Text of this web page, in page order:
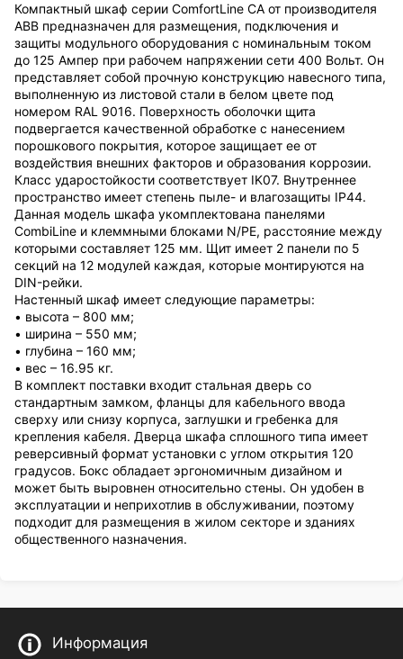
Компактный шкаф серии ComfortLine CA от производителя
ABB предназначен для размещения, подключения и
защиты модульного оборудования с номинальным током
до 125 Ампер при рабочем напряжении сети 400 Вольт. Он
представляет собой прочную конструкцию навесного типа,
выполненную из листовой стали в белом цвете под
номером RAL 9016. Поверхность оболочки щита
подвергается качественной обработке с нанесением
порошкового покрытия, которое защищает ее от
воздействия внешних факторов и образования коррозии.
Класс ударостойкости соответствует IK07. Внутреннее
пространство имеет степень пыле- и влагозащиты IP44.
Данная модель шкафа укомплектована панелями
CombiLine и клеммными блоками N/PE, расстояние между
которыми составляет 125 мм. Щит имеет 2 панели по 5
секций на 12 модулей каждая, которые монтируются на
DIN-рейки.
Настенный шкаф имеет следующие параметры:
• высота – 800 мм;
• ширина – 550 мм;
• глубина – 160 мм;
• вес – 16.95 кг.
В комплект поставки входит стальная дверь со
стандартным замком, фланцы для кабельного ввода
сверху или снизу корпуса, заглушки и гребенка для
крепления кабеля. Дверца шкафа сплошного типа имеет
реверсивный формат установки с углом открытия 120
градусов. Бокс обладает эргономичным дизайном и
может быть выровнен относительно стены. Он удобен в
эксплуатации и неприхотлив в обслуживании, поэтому
подходит для размещения в жилом секторе и зданиях
общественного назначения.
Информация